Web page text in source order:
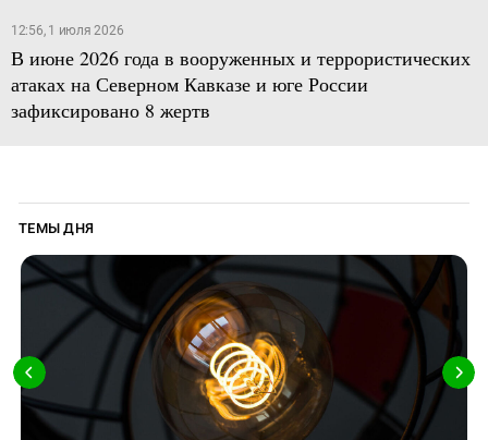
12:56, 1 июля 2026
В июне 2026 года в вооруженных и террористических
атаках на Северном Кавказе и юге России
зафиксировано 8 жертв
ТЕМЫ ДНЯ